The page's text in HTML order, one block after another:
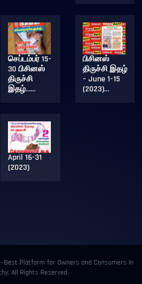
செப்டம்பர் 15-
30 பிசினஸ்
திருச்சி
இதழ்……
பிசினஸ்
திருச்சி இதழ்
– June 1-15
(2023)…
April 16-31
(2023)
Best Platform for Owners and Consumers in
All Rights Reserved.